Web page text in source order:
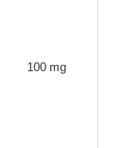
100 mg